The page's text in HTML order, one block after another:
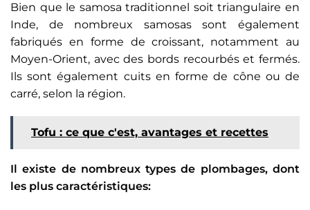
Bien que le samosa traditionnel soit triangulaire en
Inde, de nombreux samosas sont également
fabriqués en forme de croissant, notamment au
Moyen-Orient, avec des bords recourbés et fermés.
Ils sont également cuits en forme de cône ou de
carré, selon la région.
Tofu : ce que c'est, avantages et recettes
Il existe de nombreux types de plombages, dont
les plus caractéristiques: